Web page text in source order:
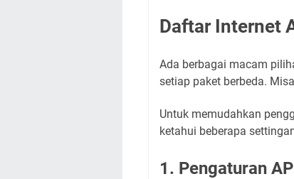
Daftar Internet
Ada berbagai macam
setiap paket berbeda.
Untuk memudahkan
ketahui beberapa
1. Pengaturan